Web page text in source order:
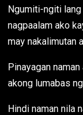
Ngumiti-ngiti
nagpaalam ako
may nakalimutan
Pinayagan
akong lumabas
Hindi naman nila